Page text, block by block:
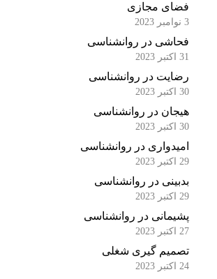
فضای مجازی
فحاشی در روانشناسی
رضایت در روانشناسی
هیجان در روانشناسی
امیدواری در روانشناسی
بدبینی در روانشناسی
پشیمانی در روانشناسی
تصمیم گیری شغلی